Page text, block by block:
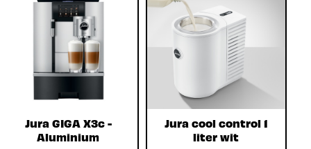
Jura GIGA X3c -
Aluminium
Jura cool control 1
liter wit